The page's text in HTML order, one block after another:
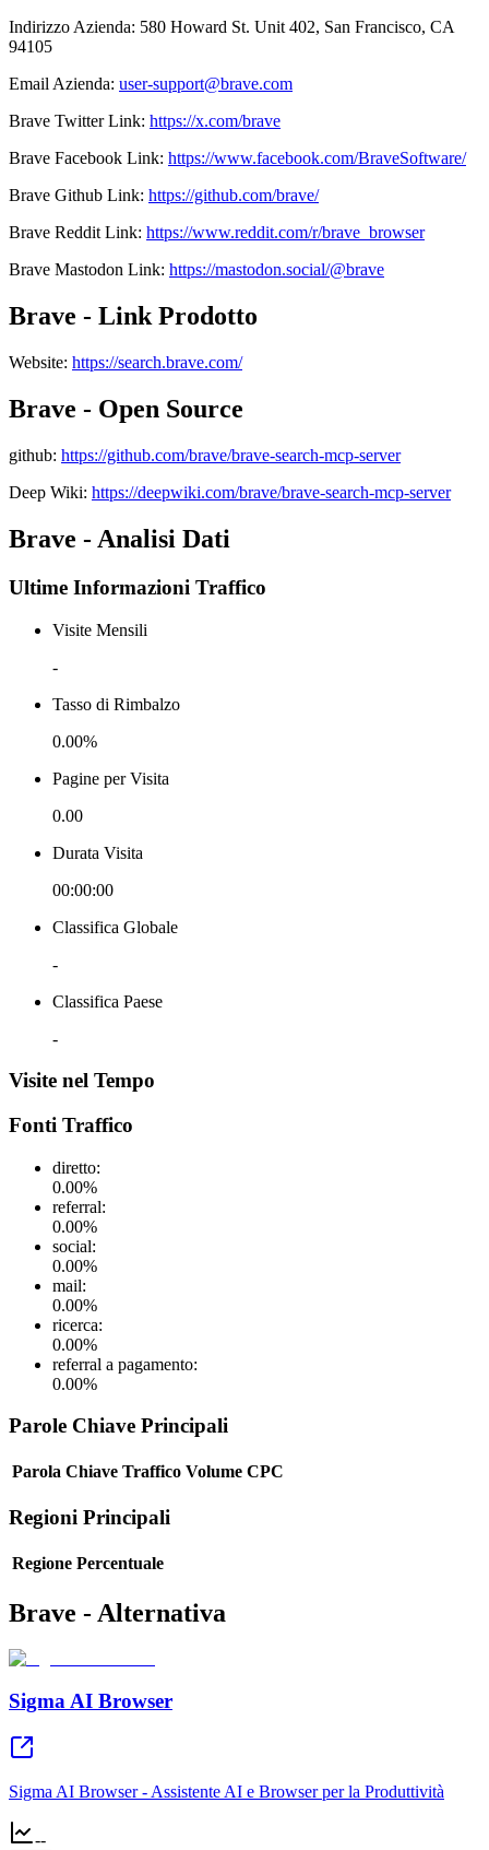
Indirizzo Azienda: 580 Howard St. Unit 402, San Francisco, CA
94105
Email Azienda: user-support@brave.com
Brave Twitter Link: https://x.com/brave
Brave Facebook Link: https://www.facebook.com/BraveSoftware/
Brave Github Link: https://github.com/brave/
Brave Reddit Link: https://www.reddit.com/r/brave_browser
Brave Mastodon Link: https://mastodon.social/@brave
Brave - Link Prodotto
Website: https://search.brave.com/
Brave - Open Source
github: https://github.com/brave/brave-search-mcp-server
Deep Wiki: https://deepwiki.com/brave/brave-search-mcp-server
Brave - Analisi Dati
Ultime Informazioni Traffico
Visite Mensili
-
Tasso di Rimbalzo
0.00%
Pagine per Visita
0.00
Durata Visita
00:00:00
Classifica Globale
-
Classifica Paese
-
Visite nel Tempo
Fonti Traffico
diretto:
0.00%
referral:
0.00%
social:
0.00%
mail:
0.00%
ricerca:
0.00%
referral a pagamento:
0.00%
Parole Chiave Principali
Parola Chiave Traffico Volume CPC
Regioni Principali
Regione Percentuale
Brave - Alternativa
Sigma AI Browser
Sigma AI Browser - Assistente AI e Browser per la Produttività
--